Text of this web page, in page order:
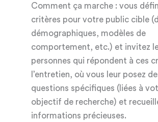
Comment ça marche : vous
critères pour votre public cible
démographiques, modèles de
comportement, etc.) et invitez
personnes qui répondent à ces
l’entretien, où vous leur posez
questions spécifiques (liées à
objectif de recherche) et
informations précieuses.